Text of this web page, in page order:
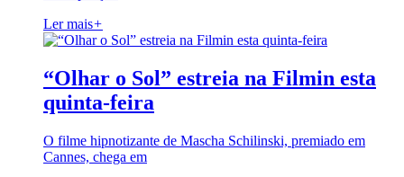
Ler mais+
“Olhar o Sol” estreia na Filmin esta
quinta-feira
O filme hipnotizante de Mascha Schilinski, premiado em
Cannes, chega em